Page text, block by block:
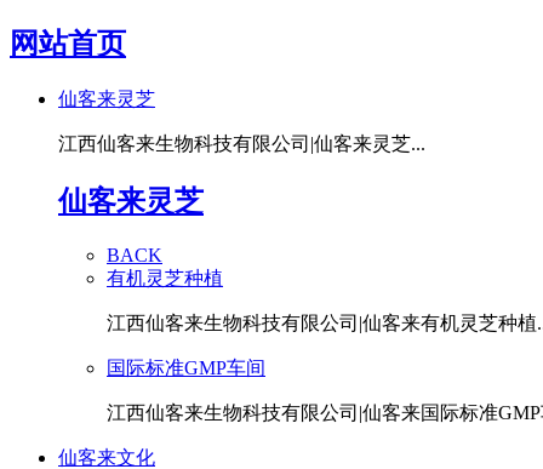
网站首页
仙客来灵芝
江西仙客来生物科技有限公司|仙客来灵芝...
仙客来灵芝
BACK
有机灵芝种植
江西仙客来生物科技有限公司|仙客来有机灵芝种植
国际标准GMP车间
江西仙客来生物科技有限公司|仙客来国际标准GMP
仙客来文化